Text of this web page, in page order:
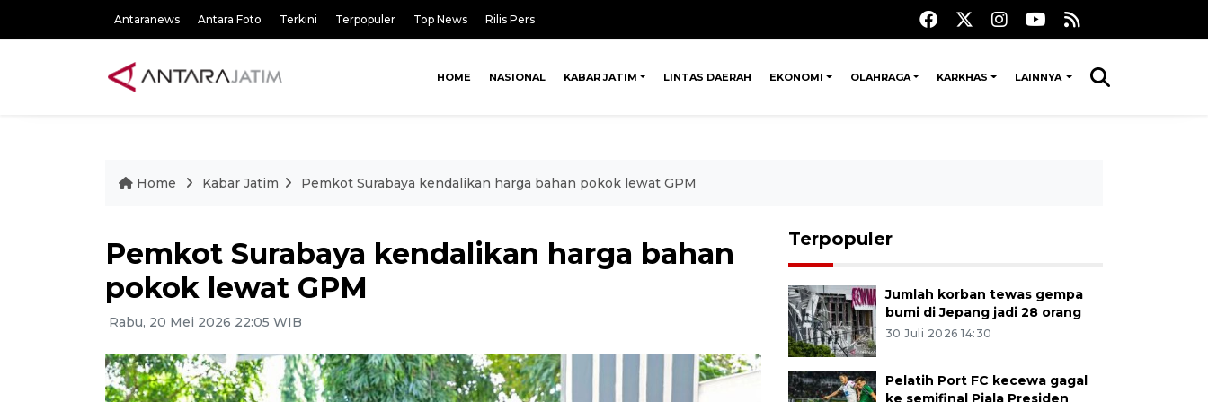
Antaranews Antara Foto Terkini Terpopuler Top News Rilis Pers
HOME NASIONAL KABAR JATIM LINTAS DAERAH EKONOMI OLAHRAGA KARKHAS LAINNYA
Home Kabar Jatim Pemkot Surabaya kendalikan harga bahan pokok lewat GPM
Pemkot Surabaya kendalikan harga bahan
pokok lewat GPM
Rabu, 20 Mei 2026 22:05 WIB
Terpopuler
Jumlah korban tewas gempa
bumi di Jepang jadi 28 orang
30 Juli 2026 14:30
Pelatih Port FC kecewa gagal
ke semifinal Piala Presiden